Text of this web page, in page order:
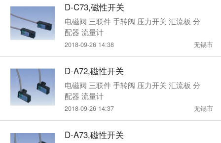
D-C73,磁性开关
电磁阀 三联件 手转阀 压力开关 汇流板 分
配器 流量计
2018-09-26 14:38 无锡市
D-A72,磁性开关
电磁阀 三联件 手转阀 压力开关 汇流板 分
配器 流量计
2018-09-26 14:37 无锡市
D-A73,磁性开关